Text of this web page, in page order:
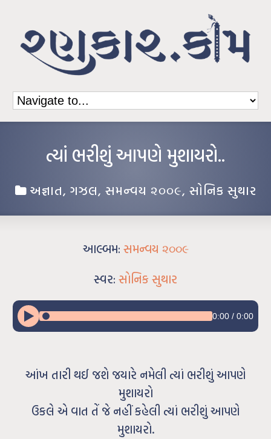
ત્યાં ભરીશું આપણે મુશાયરો..
અજ્ઞાત, ગઝલ, સમન્વય ૨૦૦૯, સોનિક સુથાર
આલ્બમ: સમન્વય ૨૦૦૯
સ્વર: સોનિક સુથાર
0:00/ 0:00
આંખ તારી થઈ જશે જયારે નમેલી ત્યાં ભરીશું આપણે
મુશાયરો
ઉકલે એ વાત તેં જે નહીં કહેલી ત્યાં ભરીશું આપણે
મુશાયરો.